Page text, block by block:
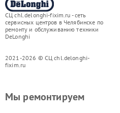
СЦ chl.delonghi-fixim.ru - сеть
сервисных центров в Челябинске по
ремонту и обслуживанию техники
DeLonghi
2021-2026 © СЦ chl.delonghi-
fixim.ru
Мы ремонтируем